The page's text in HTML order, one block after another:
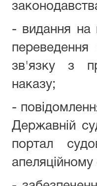
- видання на
зв'язку з
наказу;
-
Державній
портал
апеляційному